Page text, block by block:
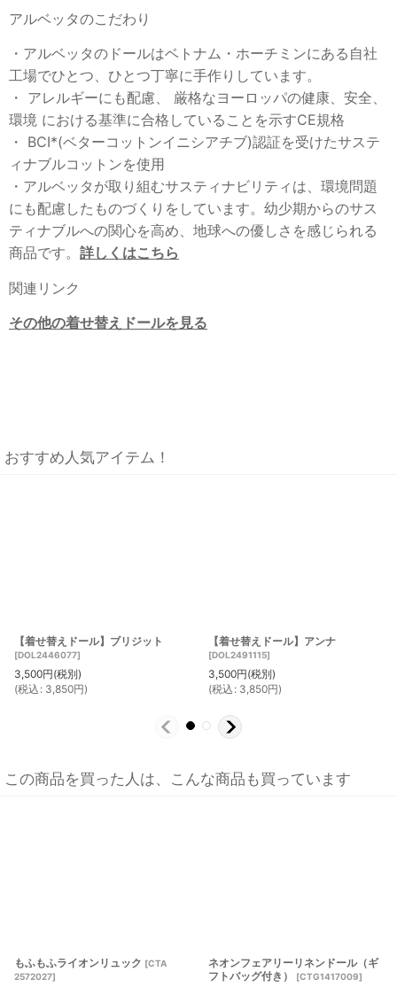
アルベッタのこだわり
・アルベッタのドールはベトナム・ホーチミンにある自社
工場でひとつ、ひとつ丁寧に手作りしています。
・ アレルギーにも配慮、 厳格なヨーロッパの健康、安全、
環境 における基準に合格していることを示すCE規格
・ BCI*(ベターコットンイニシアチブ)認証を受けたサステ
ィナブルコットンを使用
・アルベッタが取り組むサスティナビリティは、環境問題
にも配慮したものづくりをしています。幼少期からのサス
ティナブルへの関心を高め、地球への優しさを感じられる
商品です。 詳しくはこちら
関連リンク
その他の着せ替えドールを見る
おすすめ人気アイテム！
【着せ替えドール】ブリジット
[DOL2446077]
3,500円(税別)
(税込 : 3,850円)
【着せ替えドール】アンナ
[DOL2491115]
3,500円(税別)
(税込 : 3,850円)
この商品を買った人は、こんな商品も買っています
もふもふライオンリュック [CTA
2572027]
ネオンフェアリーリネンドール（ギ
フトバッグ付き）
[CTG1417009]